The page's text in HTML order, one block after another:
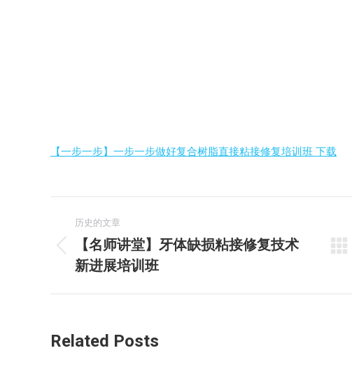
【一步一步】一步一步做好复合树脂直接粘接修复培训班 下载
章
航
历史的文章
历
史
的
【名师讲堂】牙体缺损粘接修复技术
新进展培训班
Related Posts